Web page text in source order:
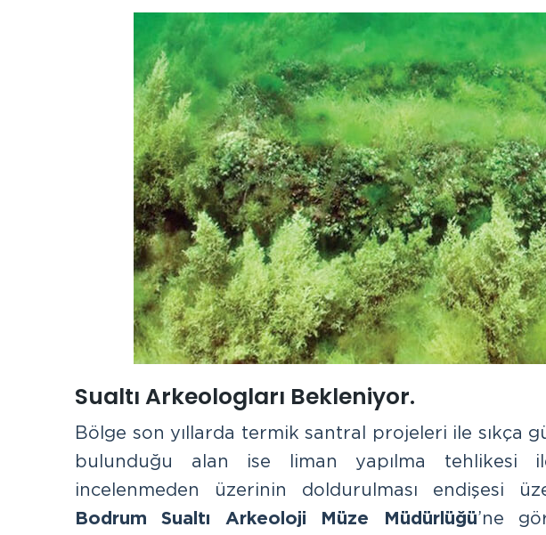
Sualtı Arkeologları Bekleniyor.
Bölge son yıllarda termik santral projeleri ile sıkça
bulunduğu alan ise liman yapılma tehlikesi ile
incelenmeden üzerinin doldurulması endişesi
Bodrum Sualtı Arkeoloji Müze Müdürlüğü’ne